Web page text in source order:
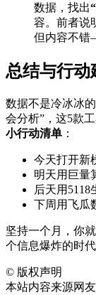
数据，找出
容。前者说
但内容不错
总结与行动
数据不是冷冰冰
会分析”，这5款
小行动清单 ：
今天打开新
明天用巨量
后天用5118
下周用飞瓜
坚持一个月，你
个信息爆炸的时代
© 版权声明
本站内容来源网